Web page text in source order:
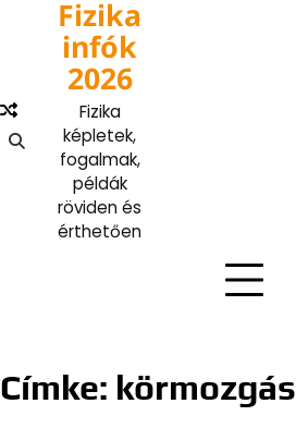
content
Fizika
infók
2026
Fizika
képletek,
fogalmak,
példák
röviden és
érthetően
Címke: körmozgás